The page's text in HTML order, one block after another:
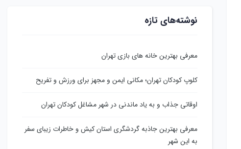
نوشته‌های تازه
معرفی بهترین خانه های بازی تهران
کلوپ کودکان تهران؛ مکانی ایمن و مجهز برای ورزش و تفریح
اوقاتی جذاب و به یاد ماندنی در شهر مشاغل کودکان تهران
معرفی بهترین جاذبه گردشگری استان کیش و خاطرات زیبای سفر
به این شهر